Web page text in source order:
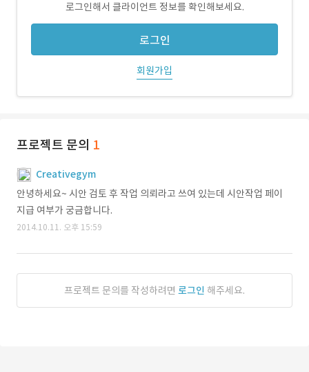
로그인해서 클라이언트 정보를 확인해보세요.
로그인
회원가입
프로젝트 문의 1
Creativegym
안녕하세요~ 시안 검토 후 작업 의뢰라고 쓰여 있는데 시안작업 페이
지급 여부가 궁금합니다.
2014.10.11. 오후 15:59
프로젝트 문의를 작성하려면 로그인 해주세요.